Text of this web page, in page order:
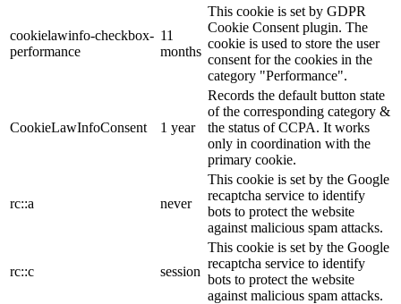
cookielawinfo-checkbox-
performance
11
months
This cookie is set by GDPR
Cookie Consent plugin. The
cookie is used to store the user
consent for the cookies in the
category "Performance".
CookieLawInfoConsent 1 year
Records the default button state
of the corresponding category &
the status of CCPA. It works
only in coordination with the
primary cookie.
rc::a never
This cookie is set by the Google
recaptcha service to identify
bots to protect the website
against malicious spam attacks.
rc::c session
This cookie is set by the Google
recaptcha service to identify
bots to protect the website
against malicious spam attacks.